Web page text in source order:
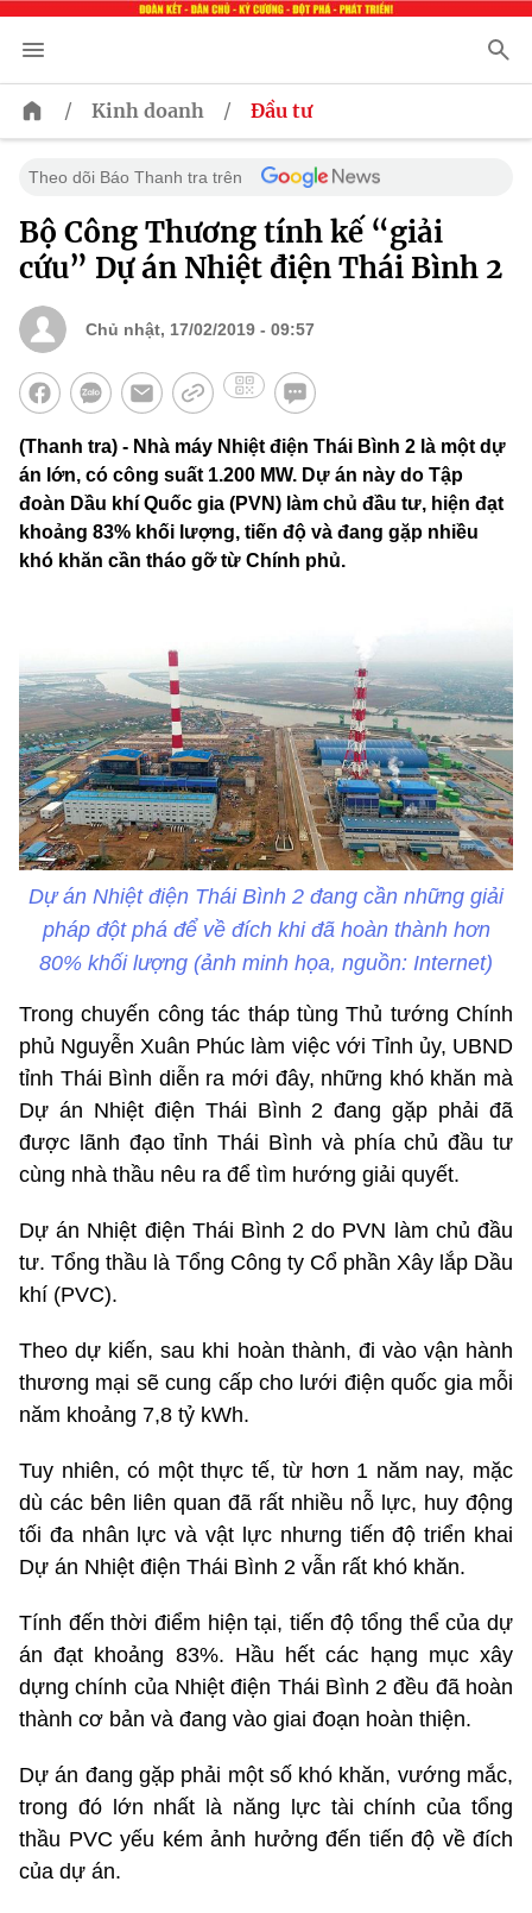
/ Kinh doanh / Đầu tư
Theo dõi Báo Thanh tra trên
Bộ Công Thương tính kế “giải
cứu” Dự án Nhiệt điện Thái Bình 2
Chủ nhật, 17/02/2019 - 09:57
(Thanh tra) - Nhà máy Nhiệt điện Thái Bình 2 là một dự
án lớn, có công suất 1.200 MW. Dự án này do Tập
đoàn Dầu khí Quốc gia (PVN) làm chủ đầu tư, hiện đạt
khoảng 83% khối lượng, tiến độ và đang gặp nhiều
khó khăn cần tháo gỡ từ Chính phủ.
Dự án Nhiệt điện Thái Bình 2 đang cần những giải
pháp đột phá để về đích khi đã hoàn thành hơn
80% khối lượng (ảnh minh họa, nguồn: Internet)
Trong chuyến công tác tháp tùng Thủ tướng Chính
phủ Nguyễn Xuân Phúc làm việc với Tỉnh ủy, UBND
tỉnh Thái Bình diễn ra mới đây, những khó khăn mà
Dự án Nhiệt điện Thái Bình 2 đang gặp phải đã
được lãnh đạo tỉnh Thái Bình và phía chủ đầu tư
cùng nhà thầu nêu ra để tìm hướng giải quyết.
Dự án Nhiệt điện Thái Bình 2 do PVN làm chủ đầu
tư. Tổng thầu là Tổng Công ty Cổ phần Xây lắp Dầu
khí (PVC).
Theo dự kiến, sau khi hoàn thành, đi vào vận hành
thương mại sẽ cung cấp cho lưới điện quốc gia mỗi
năm khoảng 7,8 tỷ kWh.
Tuy nhiên, có một thực tế, từ hơn 1 năm nay, mặc
dù các bên liên quan đã rất nhiều nỗ lực, huy động
tối đa nhân lực và vật lực nhưng tiến độ triển khai
Dự án Nhiệt điện Thái Bình 2 vẫn rất khó khăn.
Tính đến thời điểm hiện tại, tiến độ tổng thể của dự
án đạt khoảng 83%. Hầu hết các hạng mục xây
dựng chính của Nhiệt điện Thái Bình 2 đều đã hoàn
thành cơ bản và đang vào giai đoạn hoàn thiện.
Dự án đang gặp phải một số khó khăn, vướng mắc,
trong đó lớn nhất là năng lực tài chính của tổng
thầu PVC yếu kém ảnh hưởng đến tiến độ về đích
của dự án.